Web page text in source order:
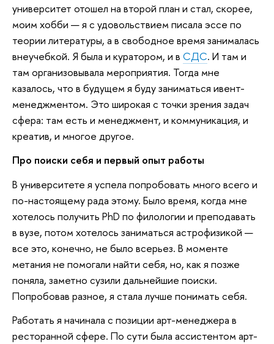
университет отошел на второй план и стал, скорее,
моим хобби — я с удовольствием писала эссе по
теории литературы, а в свободное время занималась
внеучебкой. Я была и куратором, и в СДС. И там и
там организовывала мероприятия. Тогда мне
казалось, что в будущем я буду заниматься ивент-
менеджментом. Это широкая с точки зрения задач
сфера: там есть и менеджмент, и коммуникация, и
креатив, и многое другое.
Про поиски себя и первый опыт работы
В университете я успела попробовать много всего и
по-настоящему рада этому. Было время, когда мне
хотелось получить PhD по филологии и преподавать
в вузе, потом хотелось заниматься астрофизикой —
все это, конечно, не было всерьез. В моменте
метания не помогали найти себя, но, как я позже
поняла, заметно сузили дальнейшие поиски.
Попробовав разное, я стала лучше понимать себя.
Работать я начинала с позиции арт-менеджера в
ресторанной сфере. По сути была ассистентом арт-